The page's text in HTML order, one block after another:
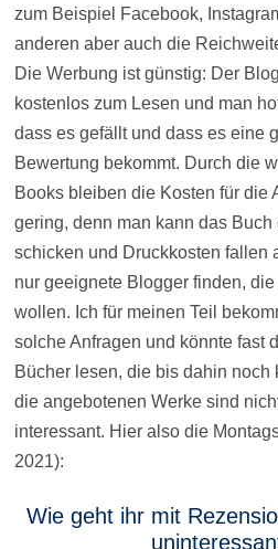
zum Beispiel Facebook,
anderen aber auch die
Die Werbung ist günstig: Der
kostenlos zum Lesen und man
dass es gefällt und dass es eine
Bewertung bekommt. Durch die
Books bleiben die Kosten für die
gering, denn man kann das Buch
schicken und Druckkosten fallen
nur geeignete Blogger finden,
wollen. Ich für meinen Teil
solche Anfragen und könnte fast
Bücher lesen, die bis dahin noch
die angebotenen Werke sind
interessant. Hier also die
2021):
Wie geht ihr mit